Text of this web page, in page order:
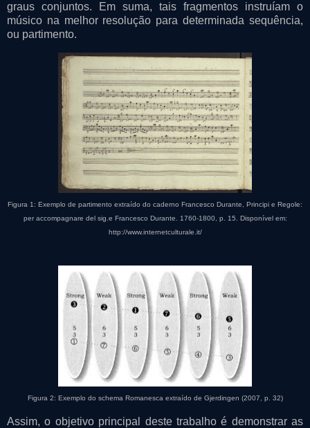
graus conjuntos. Em suma, tais fragmentos instruíam o
músico na melhor resolução para determinada sequência,
ou partimento.
Figura 1: Exemplo de partimento extraído do caderno Francesco Durante, Principi e Regole:
per accompagnare del sig.e Francesco Durante. 1760-1800, p. 15. Disponível em:
http://www.internetculturale.it/
Figura 2: Exemplo do schema Romanesca extraído de Gjerdingen (2007, p. 32)
Assim, o objetivo principal deste trabalho é demonstrar as